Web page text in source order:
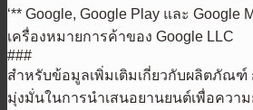
‘** Google, Google Play และ Google
เครื่องหมายการค้าของ Google LLC
###
สำหรับข้อมูลเพิ่มเติมเกี่ยวกับผลิตภัณฑ์
มุ่งมั่นในการนำเสนอยานยนต์เพื่อควา